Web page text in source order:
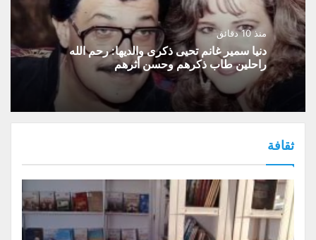
منذ 10 دقائق
دنيا سمير غانم تحيى ذكرى والديها: رحم الله
راحلين طاب ذكرهم وحسن أثرهم
ثقافة